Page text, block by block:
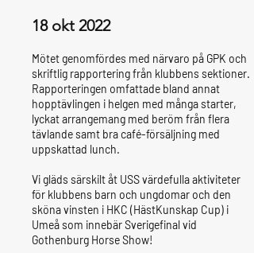
18 okt 2022
Mötet genomfördes med närvaro på GPK och
skriftlig rapportering från klubbens sektioner.
Rapporteringen omfattade bland annat
hopptävlingen i helgen med många starter,
lyckat arrangemang med beröm från flera
tävlande samt bra café-försäljning med
uppskattad lunch.
Vi gläds särskilt åt USS värdefulla aktiviteter
för klubbens barn och ungdomar och den
sköna vinsten i HKC (HästKunskap Cup) i
Umeå som innebär Sverigefinal vid
Gothenburg Horse Show!